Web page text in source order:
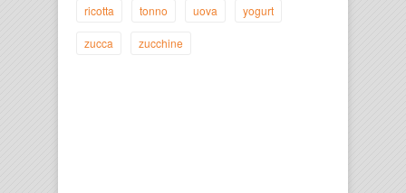
ricotta tonno uova yogurt
zucca zucchine